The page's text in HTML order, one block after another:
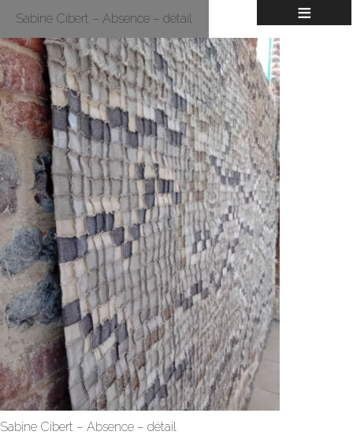
≡
Sabine Cibert – Absence – détail
Sabine Cibert – Absence – détail